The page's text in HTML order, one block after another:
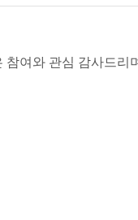
참여와 관심 감사드리